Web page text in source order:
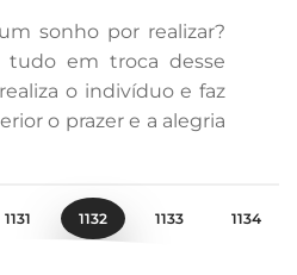
sonho por realizar?
tudo em troca desse
o indivíduo e faz
o prazer e a alegria
1131 1132 1133 1134